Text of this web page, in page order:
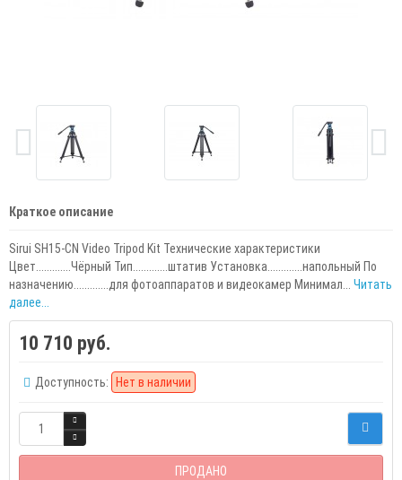
Краткое описание
Sirui SH15-CN Video Tripod Kit Технические характеристики
Цвет.............Чёрный Тип.............штатив Установка.............напольный По
назначению.............для фотоаппаратов и видеокамер Минимал... Читать
далее...
10 710 руб.
Доступность: Нет в наличии
ПРОДАНО